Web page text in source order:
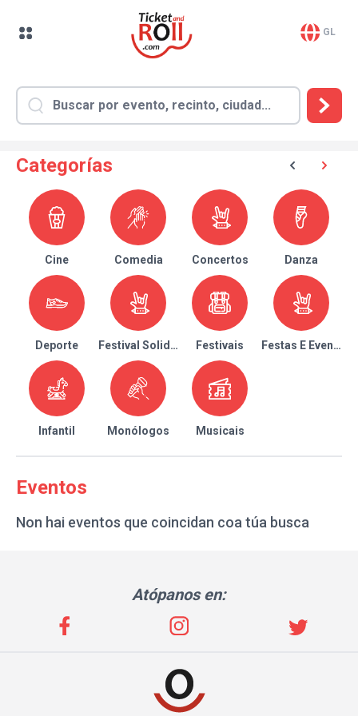
GL
Categorías
Cine Comedia Concertos Danza
Deporte Festival Solidario Festivais Festas E Eventos
Infantil Monólogos Musicais
Eventos
Non hai eventos que coincidan coa túa busca
Atópanos en: